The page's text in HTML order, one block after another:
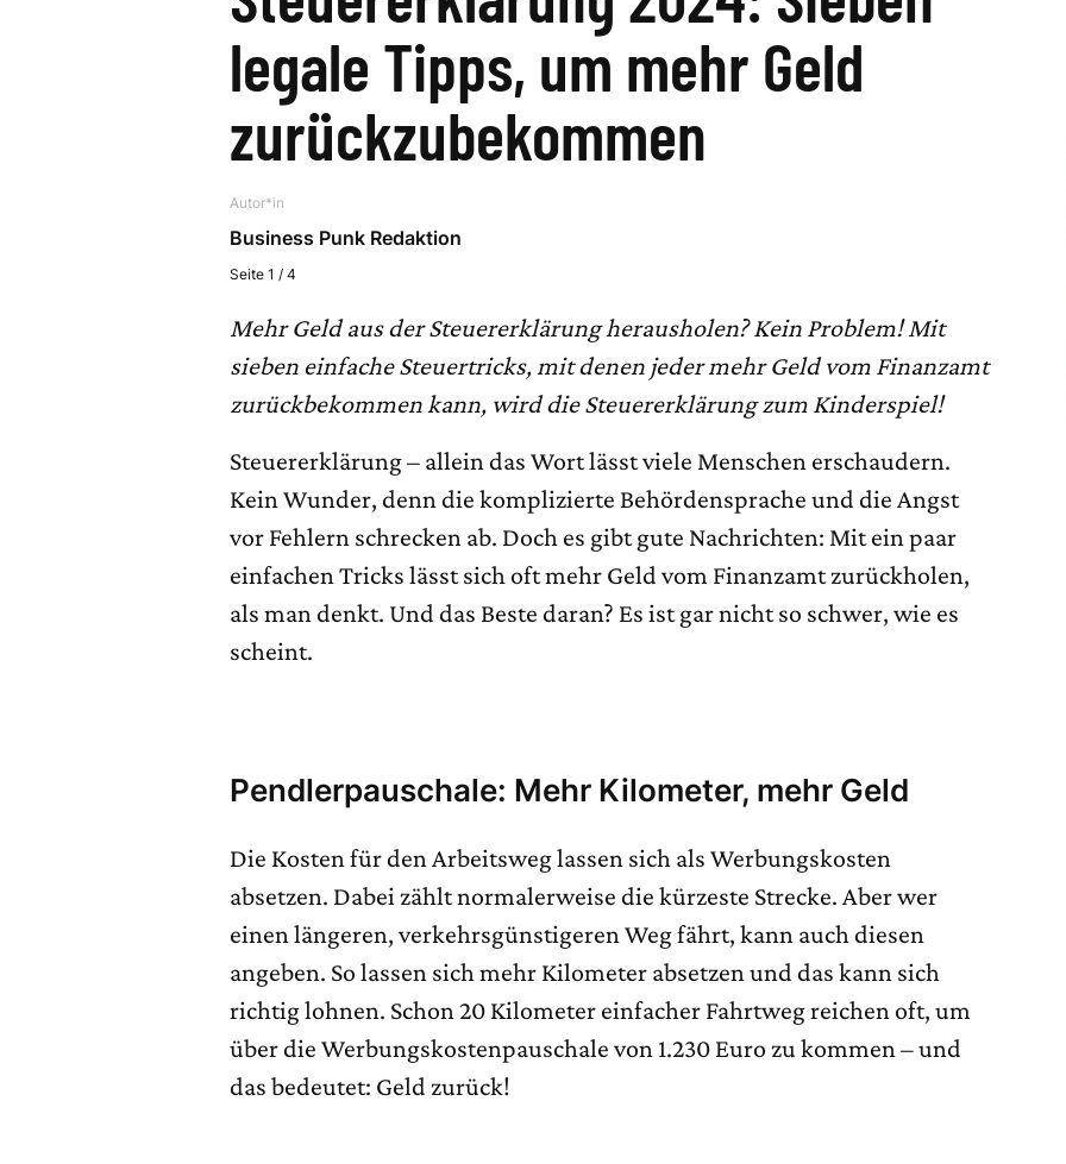
legale Tipps, um mehr Geld
zurückzubekommen
Autor*in
Business Punk Redaktion
Seite 1 / 4
Mehr Geld aus der Steuererklärung herausholen? Kein Problem! Mit
sieben einfache Steuertricks, mit denen jeder mehr Geld vom Finanzamt
zurückbekommen kann, wird die Steuererklärung zum Kinderspiel!
Steuererklärung – allein das Wort lässt viele Menschen erschaudern.
Kein Wunder, denn die komplizierte Behördensprache und die Angst
vor Fehlern schrecken ab. Doch es gibt gute Nachrichten: Mit ein paar
einfachen Tricks lässt sich oft mehr Geld vom Finanzamt zurückholen,
als man denkt. Und das Beste daran? Es ist gar nicht so schwer, wie es
scheint.
Pendlerpauschale: Mehr Kilometer, mehr Geld
Die Kosten für den Arbeitsweg lassen sich als Werbungskosten
absetzen. Dabei zählt normalerweise die kürzeste Strecke. Aber wer
einen längeren, verkehrsgünstigeren Weg fährt, kann auch diesen
angeben. So lassen sich mehr Kilometer absetzen und das kann sich
richtig lohnen. Schon 20 Kilometer einfacher Fahrtweg reichen oft, um
über die Werbungskostenpauschale von 1.230 Euro zu kommen – und
das bedeutet: Geld zurück!